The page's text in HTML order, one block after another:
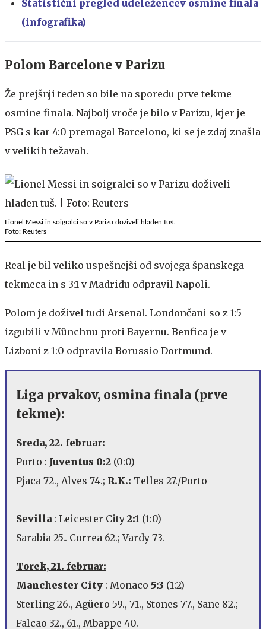
Statistični pregled udeležencev osmine finala
(infografika)
Polom Barcelone v Parizu
Že prejšnji teden so bile na sporedu prve tekme
osmine finala. Najbolj vroče je bilo v Parizu, kjer je
PSG s kar 4:0 premagal Barcelono, ki se je zdaj znašla
v velikih težavah.
Lionel Messi in soigralci so v Parizu doživeli hladen tuš.
Foto: Reuters
Real je bil veliko uspešnejši od svojega španskega
tekmeca in s 3:1 v Madridu odpravil Napoli.
Polom je doživel tudi Arsenal. Londončani so z 1:5
izgubili v Münchnu proti Bayernu. Benfica je v
Lizboni z 1:0 odpravila Borussio Dortmund.
Liga prvakov, osmina finala (prve
tekme):
Sreda, 22. februar:
Porto : Juventus 0:2 (0:0)
Pjaca 72., Alves 74.; R.K.: Telles 27./Porto
Sevilla : Leicester City 2:1 (1:0)
Sarabia 25.. Correa 62.; Vardy 73.
Torek, 21. februar:
Manchester City : Monaco 5:3 (1:2)
Sterling 26., Agüero 59., 71., Stones 77., Sane 82.;
Falcao 32., 61., Mbappe 40.